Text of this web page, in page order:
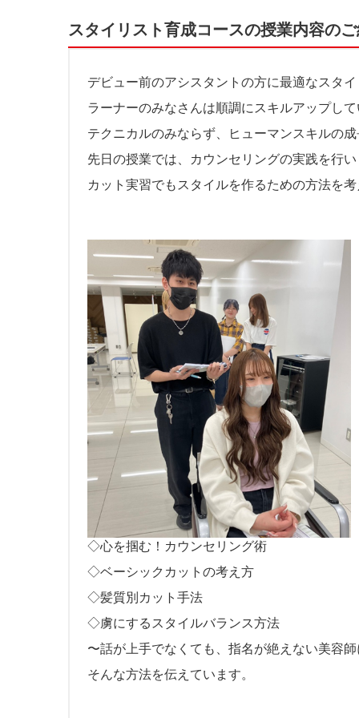
スタイリスト育成コースの授業内容の
デビュー前のアシスタントの方に最適なスタ
ラーナーのみなさんは順調にスキルアップし
テクニカルのみならず、ヒューマンスキルの
先日の授業では、カウンセリングの実践を行
カット実習でもスタイルを作るための方法を
◇心を掴む！カウンセリング術
◇ベーシックカットの考え方
◇髪質別カット手法
◇虜にするスタイルバランス方法
〜話が上手でなくても、指名が絶えない美容
そんな方法を伝えています。